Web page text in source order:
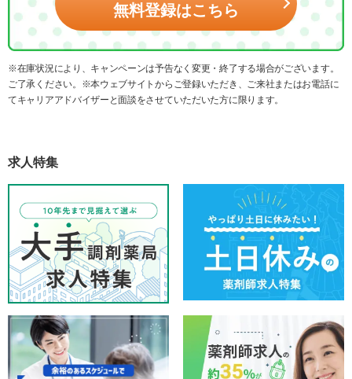
無料登録はこちら
※在庫状況により、キャンペーンは予告なく変更・終了する場合がございます。
ご了承ください。※本ウェブサイトからご登録いただき、ご来社またはお電話に
てキャリアアドバイザーと面談をさせていただいた方に限ります。
求人特集